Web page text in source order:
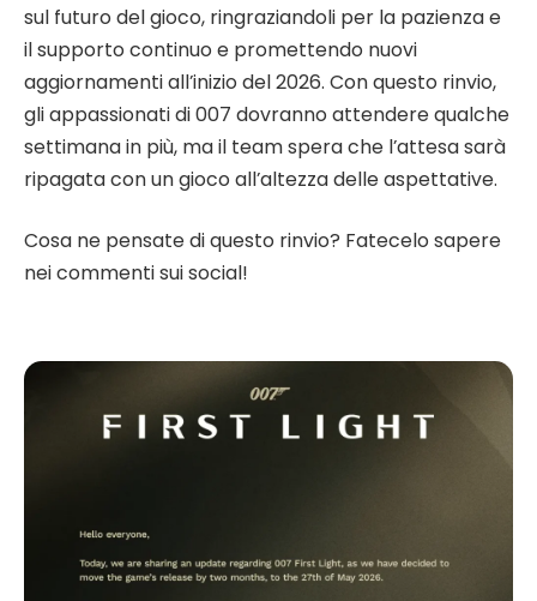
sul futuro del gioco, ringraziandoli per la pazienza e
il supporto continuo e promettendo nuovi
aggiornamenti all’inizio del 2026. Con questo rinvio,
gli appassionati di 007 dovranno attendere qualche
settimana in più, ma il team spera che l’attesa sarà
ripagata con un gioco all’altezza delle aspettative.
Cosa ne pensate di questo rinvio? Fatecelo sapere
nei commenti sui social!